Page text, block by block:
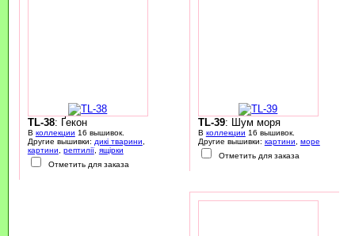
TL-38: Ґекон
В коллекции 16 вышивок.
Другие вышивки: дикі тварини
картини
рептилії, ящірки
Отметить для заказа
TL-39: Шум моря
В коллекции 16 вышивок.
Другие вышивки: картини
море
Отметить для заказа